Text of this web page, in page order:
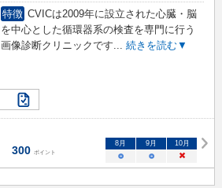
特徴 CVICは2009年に設立された心臓・脳
を中心とした循環器系の検査を専門に行う
画像診断クリニックです... 続きを読む▼
300 ポイント
8月 9月 10月
○ ○ ×